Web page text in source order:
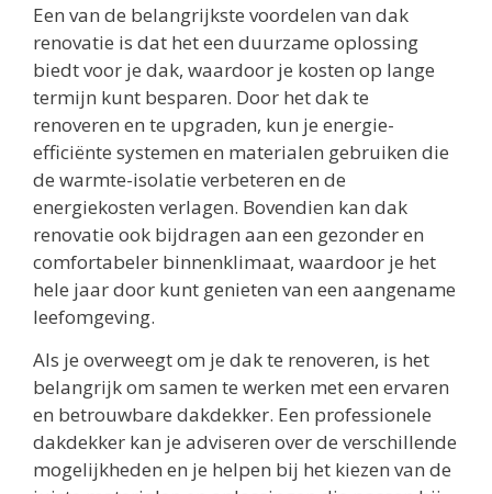
Een van de belangrijkste voordelen van dak
renovatie is dat het een duurzame oplossing
biedt voor je dak, waardoor je kosten op lange
termijn kunt besparen. Door het dak te
renoveren en te upgraden, kun je energie-
efficiënte systemen en materialen gebruiken die
de warmte-isolatie verbeteren en de
energiekosten verlagen. Bovendien kan dak
renovatie ook bijdragen aan een gezonder en
comfortabeler binnenklimaat, waardoor je het
hele jaar door kunt genieten van een aangename
leefomgeving.
Als je overweegt om je dak te renoveren, is het
belangrijk om samen te werken met een ervaren
en betrouwbare dakdekker. Een professionele
dakdekker kan je adviseren over de verschillende
mogelijkheden en je helpen bij het kiezen van de